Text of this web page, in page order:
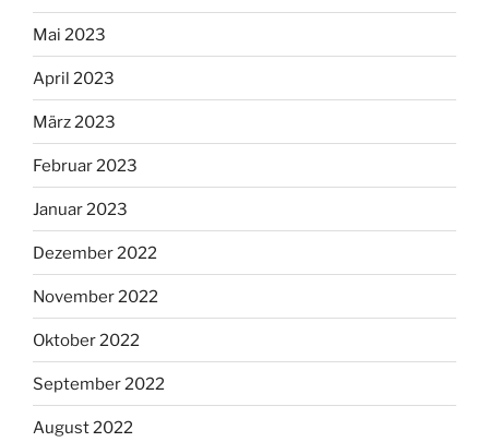
Mai 2023
April 2023
März 2023
Februar 2023
Januar 2023
Dezember 2022
November 2022
Oktober 2022
September 2022
August 2022